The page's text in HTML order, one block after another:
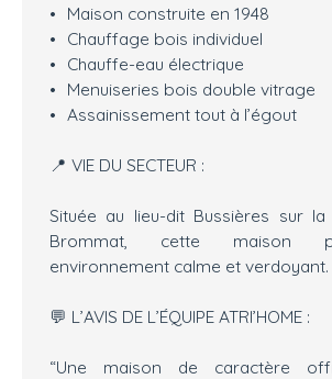
Maison construite en 1948
Chauffage bois individuel
Chauffe-eau électrique
Menuiseries bois double vitrage
Assainissement tout à l’égout
📍 VIE DU SECTEUR :
Située au lieu-dit Bussières sur
Brommat, cette maison
environnement calme et verdoyant.
💬 L’AVIS DE L’ÉQUIPE ATRI’HOME :
“Une maison de caractère